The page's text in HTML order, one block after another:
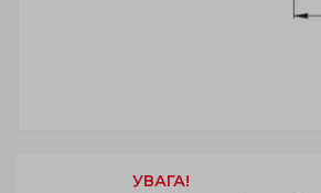
УВАГА!